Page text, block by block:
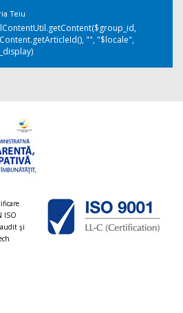
Teiu
"", "$locale",
ISO
şi